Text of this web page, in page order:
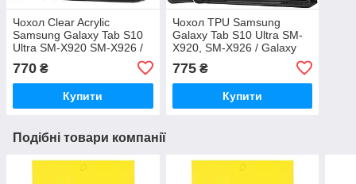
Чохол Clear Acrylic
Samsung Galaxy Tab S10
Ultra SM-X920 SM-X926 /
X910 SM-X916 з місцем
для стілусу Чорний
770 ₴
Купити
Чохол TPU Samsung
Galaxy Tab S10 Ultra SM-
X920, SM-X926 / Galaxy
Tab S9 Ultra SM-X910, SM-
X916 з місцем для стілусу
Чорний
775₴
Купити
Подібні товари компанії